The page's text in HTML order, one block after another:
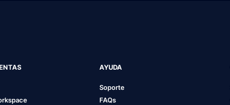
AYUDA
Soporte
FAQs